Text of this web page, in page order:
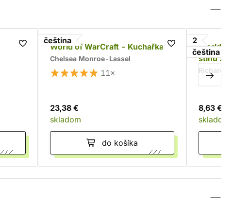
čeština
World of WarCraft - Kuchařka
Chelsea Monroe-Lassel
11×
23,38 €
skladom
do košíka
2
čeština
World of
stínů 2:
Richard
8,63 €
skladom